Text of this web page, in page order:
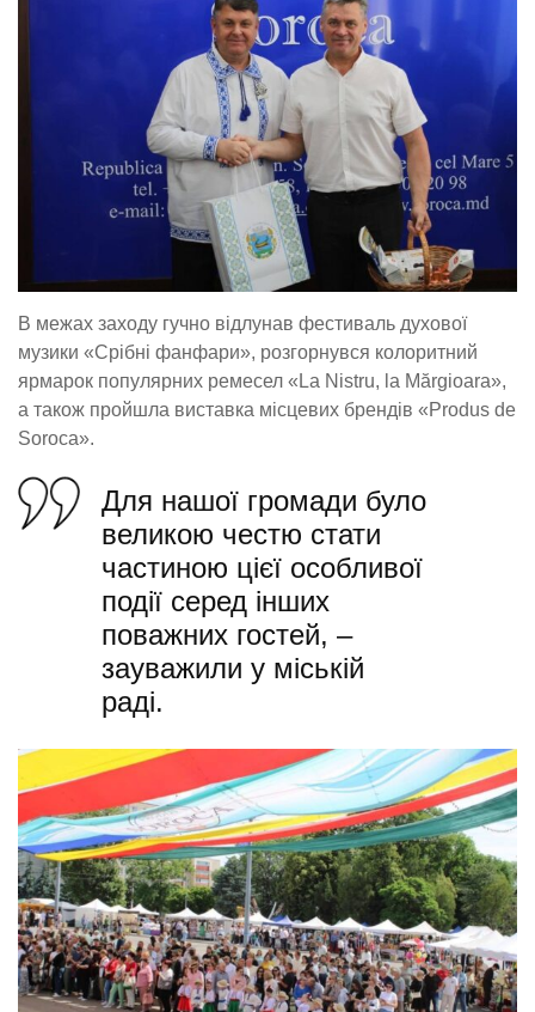
В межах заходу гучно відлунав фестиваль духової
музики «Срібні фанфари», розгорнувся колоритний
ярмарок популярних ремесел «La Nistru, la Mărgioara»,
а також пройшла виставка місцевих брендів «Produs de
Soroca».
Для нашої громади було
великою честю стати
частиною цієї особливої
події серед інших
поважних гостей, –
зауважили у міській
раді.